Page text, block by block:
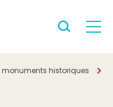
monuments historiques